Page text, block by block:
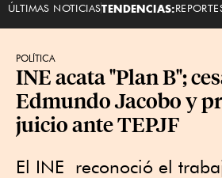
ÚLTIMAS NOTICIASTENDENCIAS:
POLÍTICA
INE acata "Plan B";
Edmundo Jacobo y
juicio ante TEPJF
El INE reconoció el